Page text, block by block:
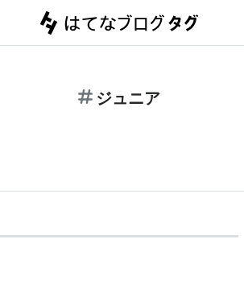
ジュニア